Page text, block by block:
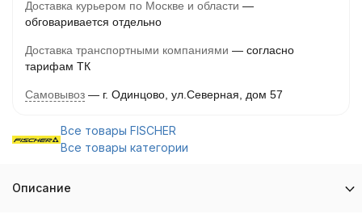
Доставка курьером по Москве и области
обговаривается отдельно
Доставка транспортными компаниями
согласно
тарифам ТК
Самовывоз г. Одинцово, ул.Северная, дом 57
Все товары FISCHER
Все товары категории
Описание